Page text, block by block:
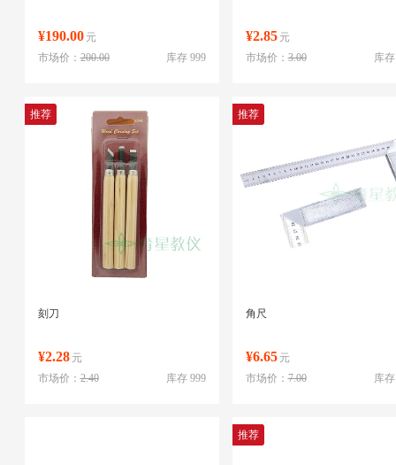
¥190.00 元
库存 999
市场价：200.00
¥2.85 元
库
市场价：3.00
推荐
刻刀
¥2.28 元
库存 999
市场价：2.40
推荐
角尺
¥6.65 元
库
市场价：7.00
推荐